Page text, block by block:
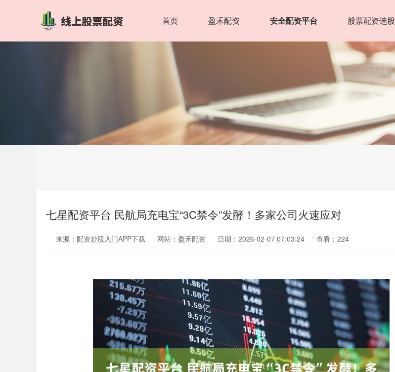
首页 盈禾配资 安全配资平台 股票配资选股
七星配资平台 民航局充电宝“3C禁令”发酵！多家公司火速应对
来源：配资炒股入门APP下载 网站：盈禾配资 日期：2026-02-07 07:03:24 查看：224